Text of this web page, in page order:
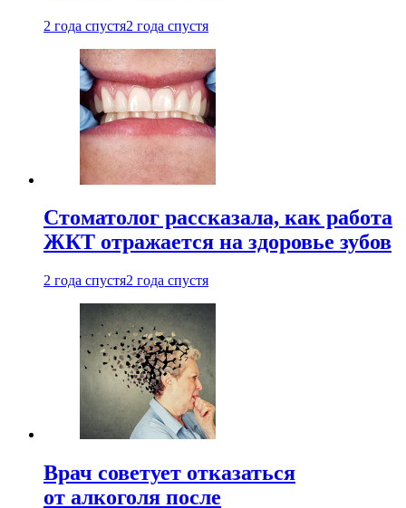
2 года спустя2 года спустя
Стоматолог рассказала, как работа
ЖКТ отражается на здоровье зубов
2 года спустя2 года спустя
Врач советует отказаться
от алкоголя после